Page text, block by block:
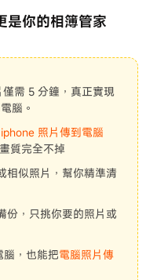
是你的相簿管家
需 5 分鐘，真正實現
腦。
iphone 照片傳到電腦
質完全不掉
相似照片，幫你精準清
份，只挑你要的照片或
，也能把電腦照片傳